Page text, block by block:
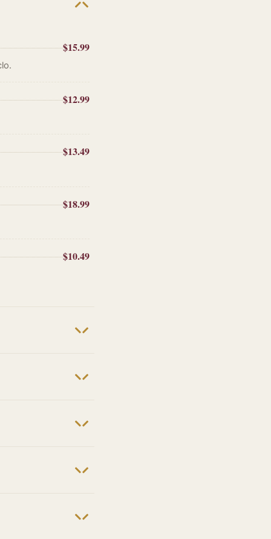
$15.99
$12.99
$13.49
$18.99
$10.49